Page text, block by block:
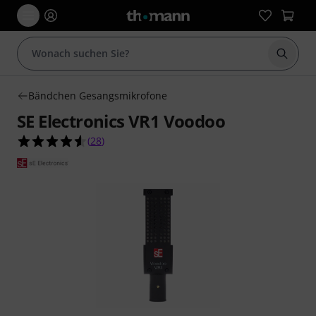
Suche
Bändchen Gesangsmikrofone
SE Electronics VR1 Voodoo
4.5 von 5 Sternen aus 28 Kundenbewertungen
(28)